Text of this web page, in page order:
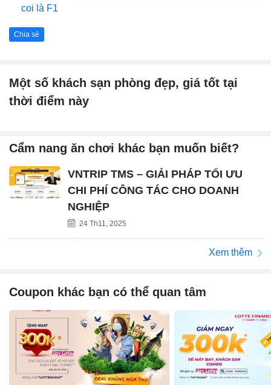
coi là F1
Chia sẻ
Một số khách sạn phòng đẹp, giá tốt tại
thời điểm này
Cẩm nang ăn chơi khác bạn muốn biết?
VNTRIP TMS – GIẢI PHÁP TỐI ƯU
CHI PHÍ CÔNG TÁC CHO DOANH
NGHIỆP
24 Th11, 2025
Xem thêm
Coupon khác bạn có thể quan tâm